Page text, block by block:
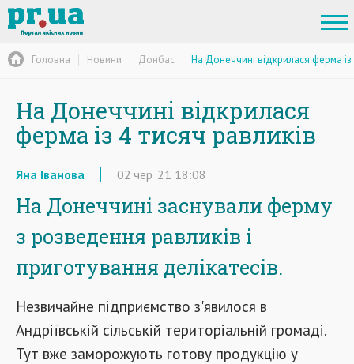
Головна Новини Донбас На Донеччині відкрилася ферма із
На Донеччині відкрилася
ферма із 4 тисяч равликів
Яна Іванова 02 чер '21 18:08
На Донеччині заснували ферму
з розведення равликів і
приготування делікатесів.
Незвичайне підприємство з'явилося в
Андріївській сільській територіальній громаді.
Тут вже заморожують готову продукцію у